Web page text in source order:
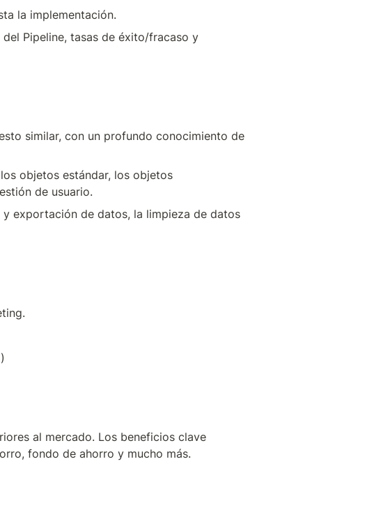
la implementación.
Pipeline, tasas de éxito/fracaso y
objetos estándar, los objetos
de usuario.
exportación de datos, la limpieza de datos
al mercado. Los beneficios clave
fondo de ahorro y mucho más.